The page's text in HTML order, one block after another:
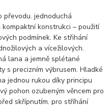
převodu. jednoduchá
konstrukci – použití
podmínek. Ke střihání
a vícežilových.
lana a jemně splétané
s precizním výbrusem. Hladké
jednou rukou díky principu
pohon ozubeným věncem pro
skřípnutím. pro stříhání